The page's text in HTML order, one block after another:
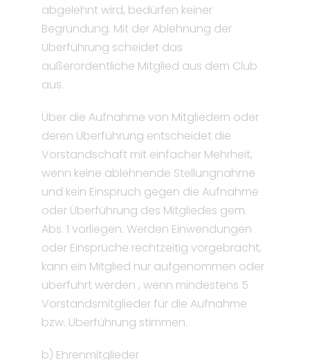
abgelehnt wird, bedürfen keiner
Begründung. Mit der Ablehnung der
Überführung scheidet das
außerordentliche Mitglied aus dem Club
aus.
Über die Aufnahme von Mitgliedern oder
deren Überführung entscheidet die
Vorstandschaft mit einfacher Mehrheit,
wenn keine ablehnende Stellungnahme
und kein Einspruch gegen die Aufnahme
oder Überführung des Mitgliedes gem.
Abs. 1 vorliegen. Werden Einwendungen
oder Einsprüche rechtzeitig vorgebracht,
kann ein Mitglied nur aufgenommen oder
überführt werden , wenn mindestens 5
Vorstandsmitglieder für die Aufnahme
bzw. Überführung stimmen.
b) Ehrenmitglieder